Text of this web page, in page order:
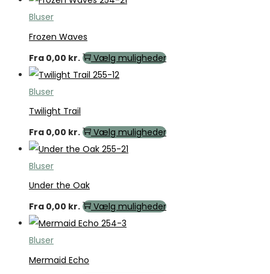
Bluser
Frozen Waves
Fra 0,00 kr. Vælg muligheder
Bluser
Twilight Trail
Fra 0,00 kr. Vælg muligheder
Bluser
Under the Oak
Fra 0,00 kr. Vælg muligheder
Bluser
Mermaid Echo